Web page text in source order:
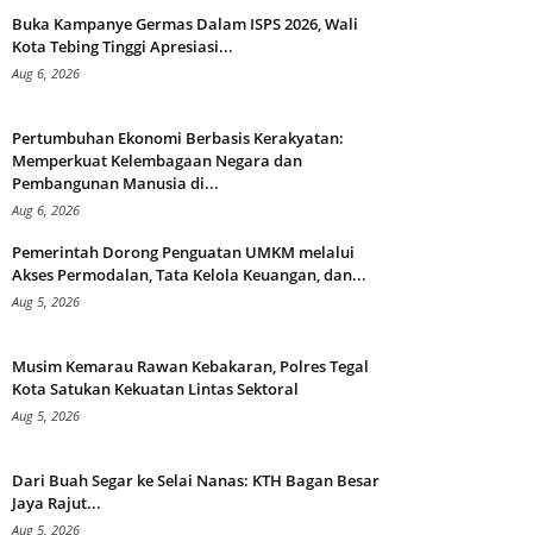
Buka Kampanye Germas Dalam ISPS 2026, Wali
Kota Tebing Tinggi Apresiasi...
Aug 6, 2026
Pertumbuhan Ekonomi Berbasis Kerakyatan:
Memperkuat Kelembagaan Negara dan
Pembangunan Manusia di...
Aug 6, 2026
Pemerintah Dorong Penguatan UMKM melalui
Akses Permodalan, Tata Kelola Keuangan, dan...
Aug 5, 2026
Musim Kemarau Rawan Kebakaran, Polres Tegal
Kota Satukan Kekuatan Lintas Sektoral
Aug 5, 2026
Dari Buah Segar ke Selai Nanas: KTH Bagan Besar
Jaya Rajut...
Aug 5, 2026